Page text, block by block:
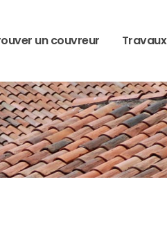
un couvreur Travaux